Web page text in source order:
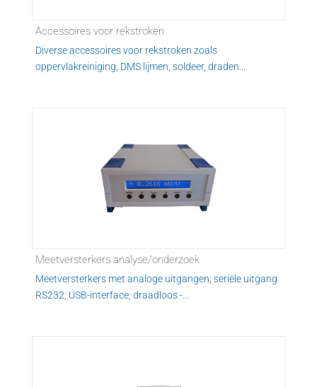
Accessoires voor rekstroken
Diverse accessoires voor rekstroken zoals
oppervlakreiniging, DMS lijmen, soldeer, draden...
Meetversterkers analyse/onderzoek
Meetversterkers met analoge uitgangen; seriële uitgang
RS232; USB-interface; draadloos -...